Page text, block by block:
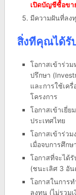
เปิดบัญชีซื้อขา
มีความฝันที่ลง
สิ่งทีคุณได้รั
โอกาสเข้าร่ว
ปรึกษา
และการใช้เค
โครงการ
โอกาสเข้าเยี่
ประเทศไทย
โอกาสเข้าร่ว
เมื่อจบการศึกษ
โอกาสที่จะได้
(ชนะเลิศ 3 อัน
โอกาสในการท
ลงทุน (ไม่รวม